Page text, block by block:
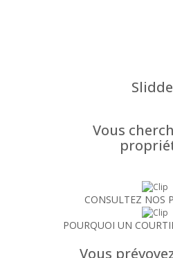
Vous
CONSULTEZ NOS
POURQUOI UN
Vous